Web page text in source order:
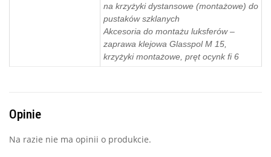
na krzyżyki dystansowe (montażowe) do
pustaków szklanych
Akcesoria do montażu luksferów –
zaprawa klejowa Glasspol M 15,
krzyżyki montażowe, pręt ocynk fi 6
Opinie
Na razie nie ma opinii o produkcie.